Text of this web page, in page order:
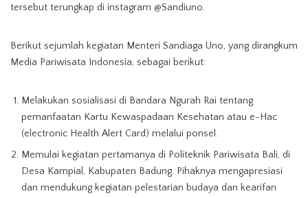
tersebut terungkap di instagram @Sandiuno.
Berikut sejumlah kegiatan Menteri Sandiaga Uno, yang dirangkum
Media Pariwisata Indonesia, sebagai berikut:
Melakukan sosialisasi di Bandara Ngurah Rai tentang
pemanfaatan Kartu Kewaspadaan Kesehatan atau e-Hac
(electronic Health Alert Card) melalui ponsel.
Memulai kegiatan pertamanya di Politeknik Pariwisata Bali, di
Desa Kampial, Kabupaten Badung. Pihaknya mengapresiasi
dan mendukung kegiatan pelestarian budaya dan kearifan